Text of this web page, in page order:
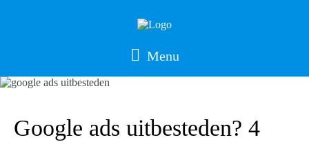
Menu
Google ads uitbesteden? 4